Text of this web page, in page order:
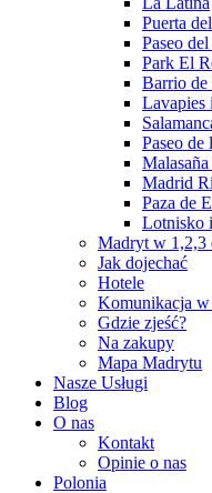
Puerta
Paseo
Park El
Barrio de
Lavapies
Paseo de
Madrid
Paza de
Lotnisko
Madryt w 1,2,3
Jak dojechać
Hotele
Komunikacja
Gdzie zjeść?
Na zakupy
Mapa Madrytu
Nasze Usługi
Blog
O nas
Kontakt
Opinie o nas
Polonia